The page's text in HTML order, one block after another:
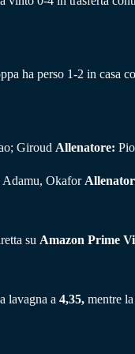
ha perso 1-2 in casa
Giroud Allenatore:
Adamu, Okafor
su Amazon Prime
lavagna a 4,35, mentre